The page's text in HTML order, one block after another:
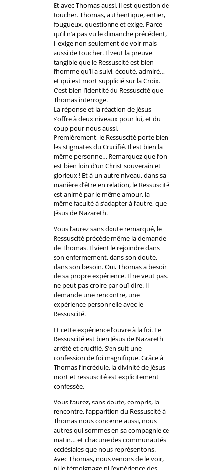
Et avec Thomas aussi, il est question de
toucher. Thomas, authentique, entier,
fougueux, questionne et exige. Parce
qu’il n’a pas vu le dimanche précédent,
il exige non seulement de voir mais
aussi de toucher. Il veut la preuve
tangible que le Ressuscité est bien
l’homme qu’il a suivi, écouté, admiré…
et qui est mort supplicié sur la Croix.
C’est bien l’identité du Ressuscité que
Thomas interroge.
La réponse et la réaction de Jésus
s’offre à deux niveaux pour lui, et du
coup pour nous aussi.
Premièrement, le Ressuscité porte bien
les stigmates du Crucifié. Il est bien la
même personne… Remarquez que l’on
est bien loin d’un Christ souverain et
glorieux ! Et à un autre niveau, dans sa
manière d’être en relation, le Ressuscité
est animé par le même amour, la
même faculté à s’adapter à l’autre, que
Jésus de Nazareth.
Vous l’aurez sans doute remarqué, le
Ressuscité précède même la demande
de Thomas. Il vient le rejoindre dans
son enfermement, dans son doute,
dans son besoin. Oui, Thomas a besoin
de sa propre expérience. Il ne veut pas,
ne peut pas croire par ouï-dire. Il
demande une rencontre, une
expérience personnelle avec le
Ressuscité.
Et cette expérience l’ouvre à la foi. Le
Ressuscité est bien Jésus de Nazareth
arrêté et crucifié. S’en suit une
confession de foi magnifique. Grâce à
Thomas l’incrédule, la divinité de Jésus
mort et ressuscité est explicitement
confessée.
Vous l’aurez, sans doute, compris, la
rencontre, l’apparition du Ressuscité à
Thomas nous concerne aussi, nous
autres qui sommes en sa compagnie ce
matin… et chacune des communautés
ecclésiales que nous représentons.
Avec Thomas, nous venons de le voir,
ni le témoignage ni l’expérience des